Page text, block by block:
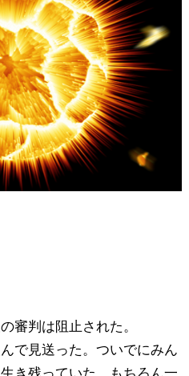
審判は阻止された。
で見送った。ついでにみん